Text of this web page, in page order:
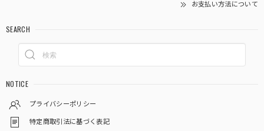
お支払い方法について
SEARCH
NOTICE
プライバシーポリシー
特定商取引法に基づく表記